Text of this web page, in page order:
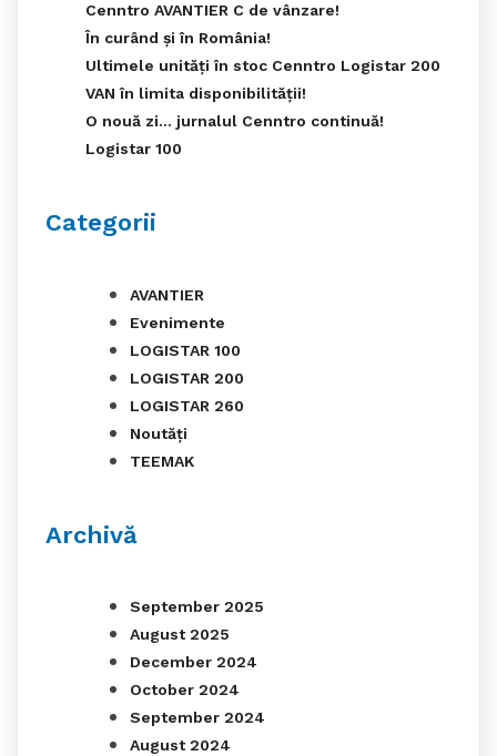
Cenntro AVANTIER C de vânzare!
În curând și în România!
Ultimele unități în stoc Cenntro Logistar 200
VAN în limita disponibilității!
O nouă zi… jurnalul Cenntro continuă!
Logistar 100
Categorii
AVANTIER
Evenimente
LOGISTAR 100
LOGISTAR 200
LOGISTAR 260
Noutăți
TEEMAK
Archivă
September 2025
August 2025
December 2024
October 2024
September 2024
August 2024